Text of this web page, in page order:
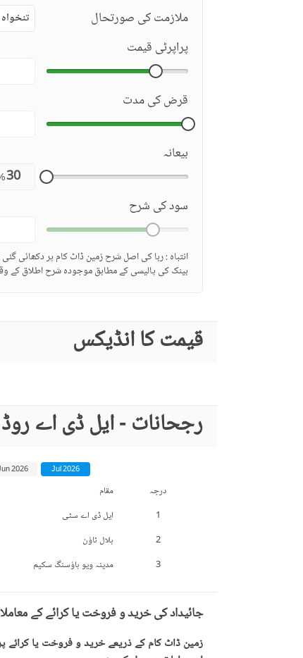
ملازمت کی صورتحال
پراپرٹی قیمت
قرض کی مدت
بیعانہ
سود کی شرح
انتباہ : ربا کی اصل شرح زمین ڈاٹ کام پر دکھائی
بینک کی پالیسی کے مطابق موجودہ شرح اطلاق کے
قیمت کا انڈیکس
رجحانات - ایل ڈی اے
درجہ مقام
1
ایل ڈی اے سٹی
2
بلال ٹاؤن
3
مدینہ ویو ہاؤسنگ سکیم
Jul 2026
2026
جائیداد کی خرید و فروخت یا کرائے کے
زمین ڈاٹ کام کے ذریعے خرید و فروخت یا کرائے